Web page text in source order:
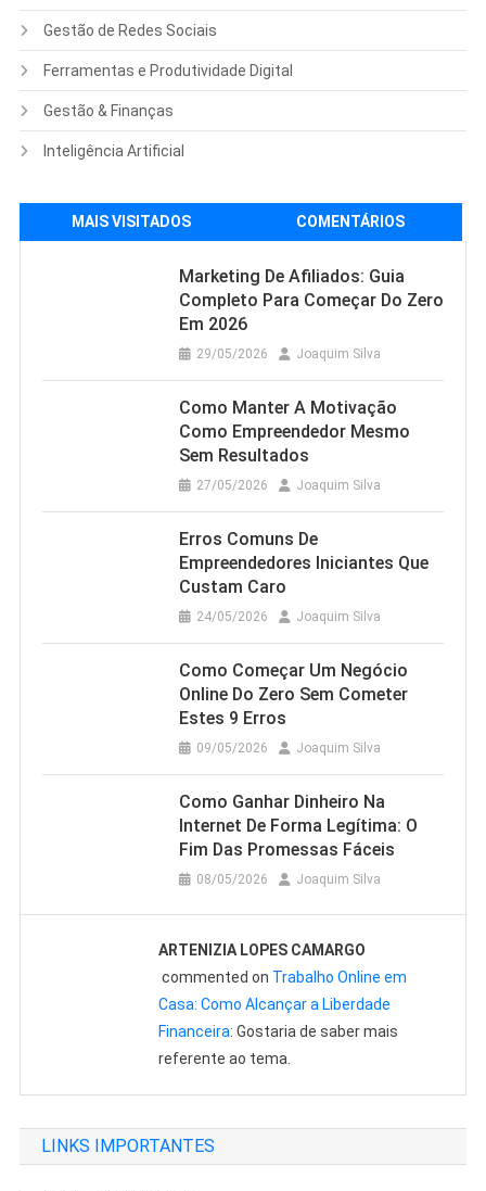
Gestão de Redes Sociais
Ferramentas e Produtividade Digital
Gestão & Finanças
Inteligência Artificial
MAIS VISITADOS COMENTÁRIOS
Marketing De Afiliados: Guia
Completo Para Começar Do Zero
Em 2026
29/05/2026 Joaquim Silva
Como Manter A Motivação
Como Empreendedor Mesmo
Sem Resultados
27/05/2026 Joaquim Silva
Erros Comuns De
Empreendedores Iniciantes Que
Custam Caro
24/05/2026 Joaquim Silva
Como Começar Um Negócio
Online Do Zero Sem Cometer
Estes 9 Erros
09/05/2026 Joaquim Silva
Como Ganhar Dinheiro Na
Internet De Forma Legítima: O
Fim Das Promessas Fáceis
08/05/2026 Joaquim Silva
ARTENIZIA LOPES CAMARGO
commented on Trabalho Online em
Casa: Como Alcançar a Liberdade
Financeira: Gostaria de saber mais
referente ao tema.
LINKS IMPORTANTES